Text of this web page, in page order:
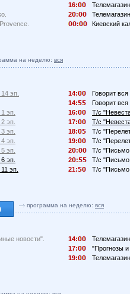
16:
2
:
:
Киевский
на неделю: вся
эп.
эп.
эп.
эп.
эп.
эп.
эп.
эп.
14:
Говорит
14:
Говорит
16:
Т/с
17:
Т/с
18:
Т/с
19:
Т/с
2
:
Т/с "Письмо
2
:
Т/с "Письмо
21:
Т/с "Письмо
программа на неделю: вся
новости".
14:
17:
"Прогнозы и
19: